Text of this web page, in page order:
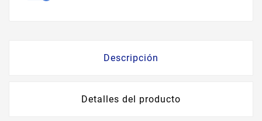
Descripción
Detalles del producto